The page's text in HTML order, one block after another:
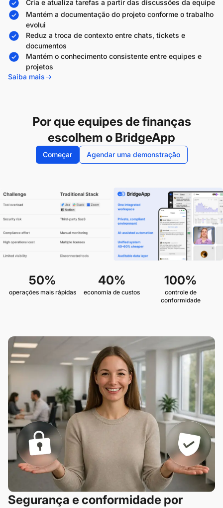
Cria e atualiza tarefas a partir das discussões da equipe
Mantém a documentação do projeto conforme o trabalho
evolui
Reduz a troca de contexto entre chats, tickets e
documentos
Mantém o conhecimento consistente entre equipes e
projetos
Saiba mais
Por que equipes de finanças
escolhem o BridgeApp
Começar Agendar uma demonstração
50%
operações mais rápidas
40%
economia de custos
100%
controle de
conformidade
Segurança e conformidade por